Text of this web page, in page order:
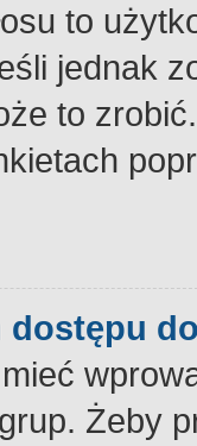
to
jednak
to
dostępu
Żeby